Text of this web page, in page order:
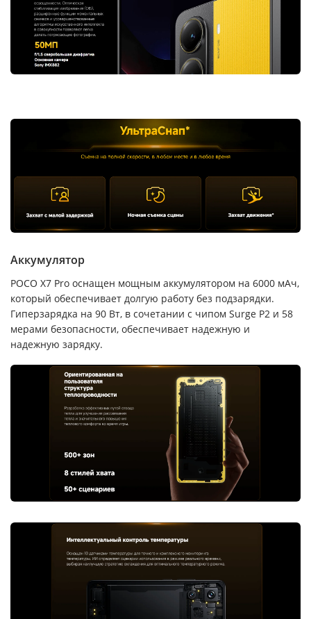
Аккумулятор
POCO X7 Pro оснащен мощным аккумулятором на 6000 мАч,
который обеспечивает долгую работу без подзарядки.
Гиперзарядка на 90 Вт, в сочетании с чипом Surge P2 и 58
мерами безопасности, обеспечивает надежную и
надежную зарядку.